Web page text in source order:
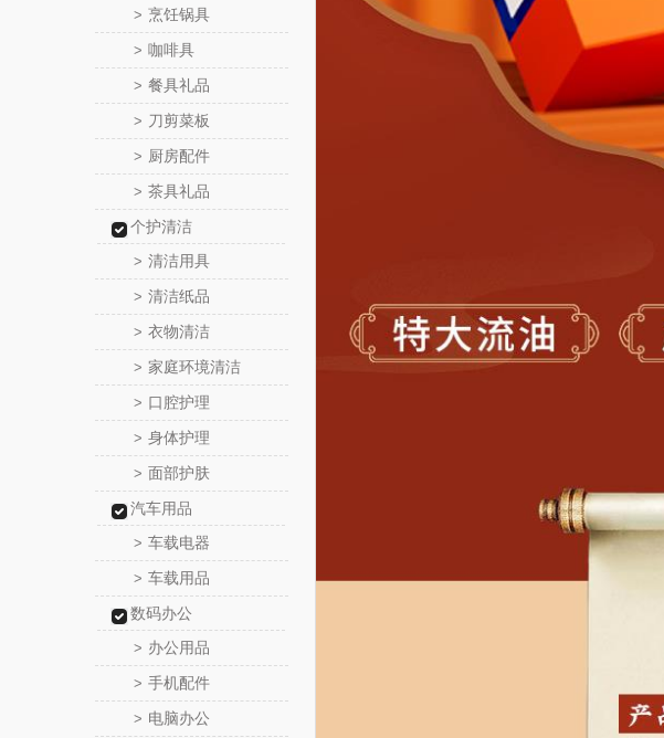
> 烹饪锅具
> 咖啡具
> 餐具礼品
> 刀剪菜板
> 厨房配件
> 茶具礼品
个护清洁
> 清洁用具
> 清洁纸品
> 衣物清洁
> 家庭环境清洁
> 口腔护理
> 身体护理
> 面部护肤
汽车用品
> 车载电器
> 车载用品
数码办公
> 办公用品
> 手机配件
> 电脑办公